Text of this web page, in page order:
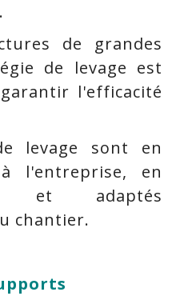
de grandes
de levage est
l'efficacité
levage sont en
l'entreprise, en
et adaptés
chantier.